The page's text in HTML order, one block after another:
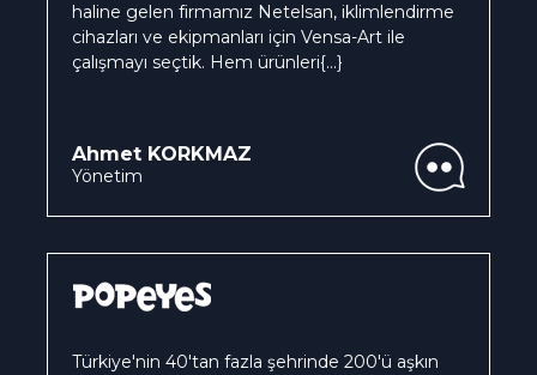
haline gelen firmamız Netelsan, iklimlendirme
cihazları ve ekipmanları için Vensa-Art ile
çalışmayı seçtik. Hem ürünleri{...}
Ahmet KORKMAZ
Yönetim
Türkiye'nin 40'tan fazla şehrinde 200'ü aşkın